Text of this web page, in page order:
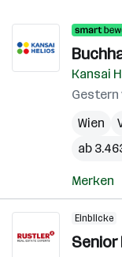
Kansai
Wien
ab
Merken
Einblicke